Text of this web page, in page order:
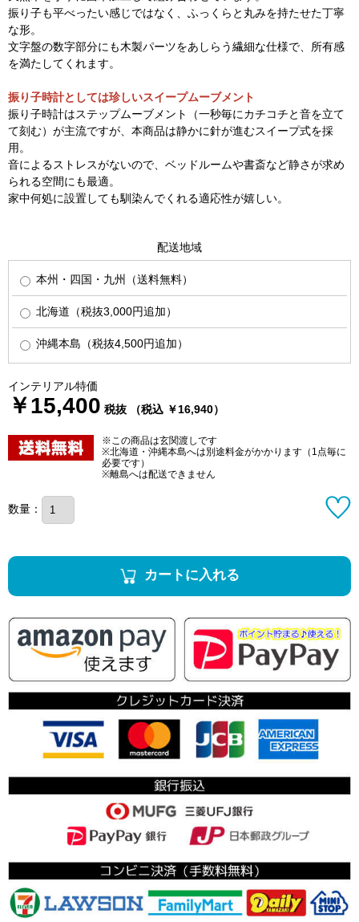
振り子も平べったい感じではなく、ふっくらと丸みを持たせた丁寧
な形。
文字盤の数字部分にも木製パーツをあしらう繊細な仕様で、所有感
を満たしてくれます。
振り子時計としては珍しいスイープムーブメント
振り子時計はステップムーブメント（一秒毎にカチコチと音を立て
て刻む）が主流ですが、本商品は静かに針が進むスイープ式を採
用。
音によるストレスがないので、ベッドルームや書斎など静さが求め
られる空間にも最適。
家中何処に設置しても馴染んでくれる適応性が嬉しい。
配送地域
本州・四国・九州（送料無料）
北海道（税抜3,000円追加）
沖縄本島（税抜4,500円追加）
インテリアル特価
￥15,400 税抜 （税込 ￥16,940）
※この商品は玄関渡しです
※北海道・沖縄本島へは別途料金がかかります（1点毎に
必要です）
※離島へは配送できません
数量：
カートに入れる